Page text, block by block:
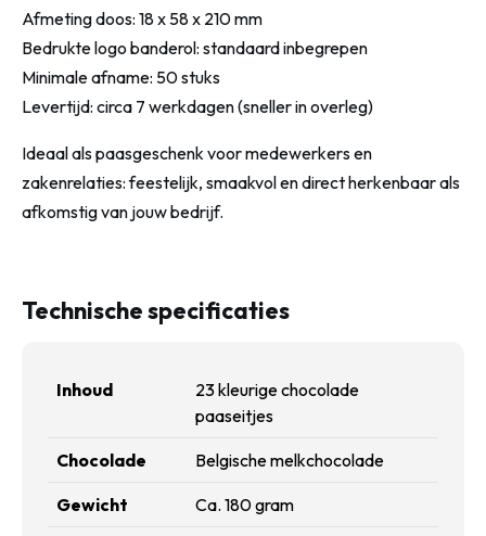
Afmeting doos: 18 x 58 x 210 mm
Bedrukte logo banderol: standaard inbegrepen
Minimale afname: 50 stuks
Levertijd: circa 7 werkdagen (sneller in overleg)
Ideaal als paasgeschenk voor medewerkers en
zakenrelaties: feestelijk, smaakvol en direct herkenbaar als
afkomstig van jouw bedrijf.
Technische specificaties
Inhoud
23 kleurige chocolade
paaseitjes
Chocolade Belgische melkchocolade
Gewicht Ca. 180 gram